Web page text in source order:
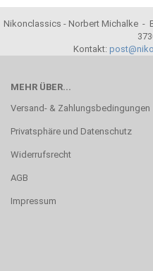
Nikonclassics - Norbert Michalke -
Kontakt:
MEHR ÜBER...
Versand- & Zahlungsbedingungen
Privatsphäre und Datenschutz
Widerrufsrecht
AGB
Impressum